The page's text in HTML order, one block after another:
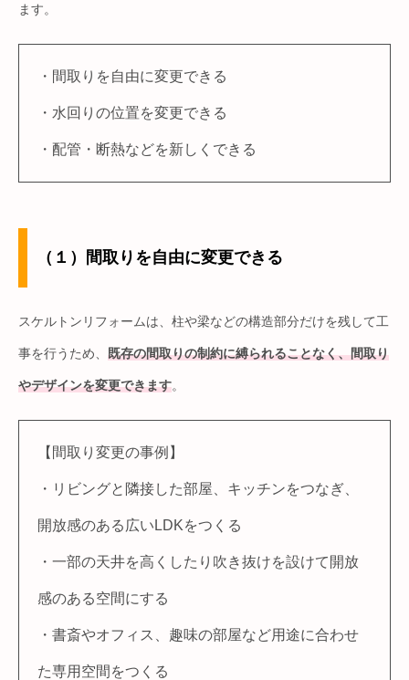
ます。
・間取りを自由に変更できる
・水回りの位置を変更できる
・配管・断熱などを新しくできる
（１）間取りを自由に変更できる
スケルトンリフォームは、柱や梁などの構造部分だけを残して工
事を行うため、 既存の間取りの制約に縛られることなく、間取り
やデザインを変更できます。
【間取り変更の事例】
・リビングと隣接した部屋、キッチンをつなぎ、
開放感のある広いLDKをつくる
・一部の天井を高くしたり吹き抜けを設けて開放
感のある空間にする
・書斎やオフィス、趣味の部屋など用途に合わせ
た専用空間をつくる